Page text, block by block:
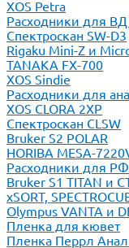
XOS Petra
Расходники для ВД
Спектроскан SW-D3
Rigaku Mini-Z и
TANAKA FX-700
XOS Sindie
Расходники для
XOS CLORA 2XP
Спектроскан CLSW
Bruker S2 POLAR
HORIBA MESA-
Расходники для
Bruker S1 TITAN и
xSORT,
Olympus VANTA и
Пленка для кювет
Пленка Перрл